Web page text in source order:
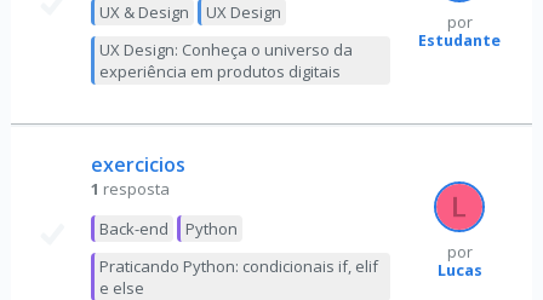
UX & Design
UX Design
UX Design: Conheça o universo da
experiência em produtos digitais
por
Estudante
exercicios
1 resposta
Back-end
Python
Praticando Python: condicionais if, elif
e else
por
Lucas